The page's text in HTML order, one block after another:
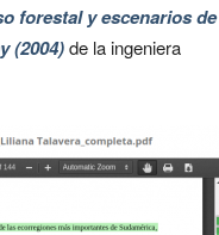
forestal y escenarios de
(2004)de la ingeniera